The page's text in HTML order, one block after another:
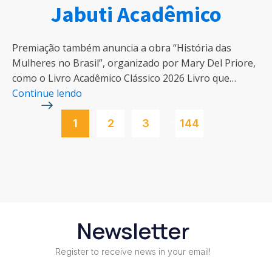
Jabuti Acadêmico
Premiação também anuncia a obra “História das
Mulheres no Brasil”, organizado por Mary Del Priore,
como o Livro Acadêmico Clássico 2026 Livro que…
Continue lendo
1 2 3 144
Newsletter
Register to receive news in your email!